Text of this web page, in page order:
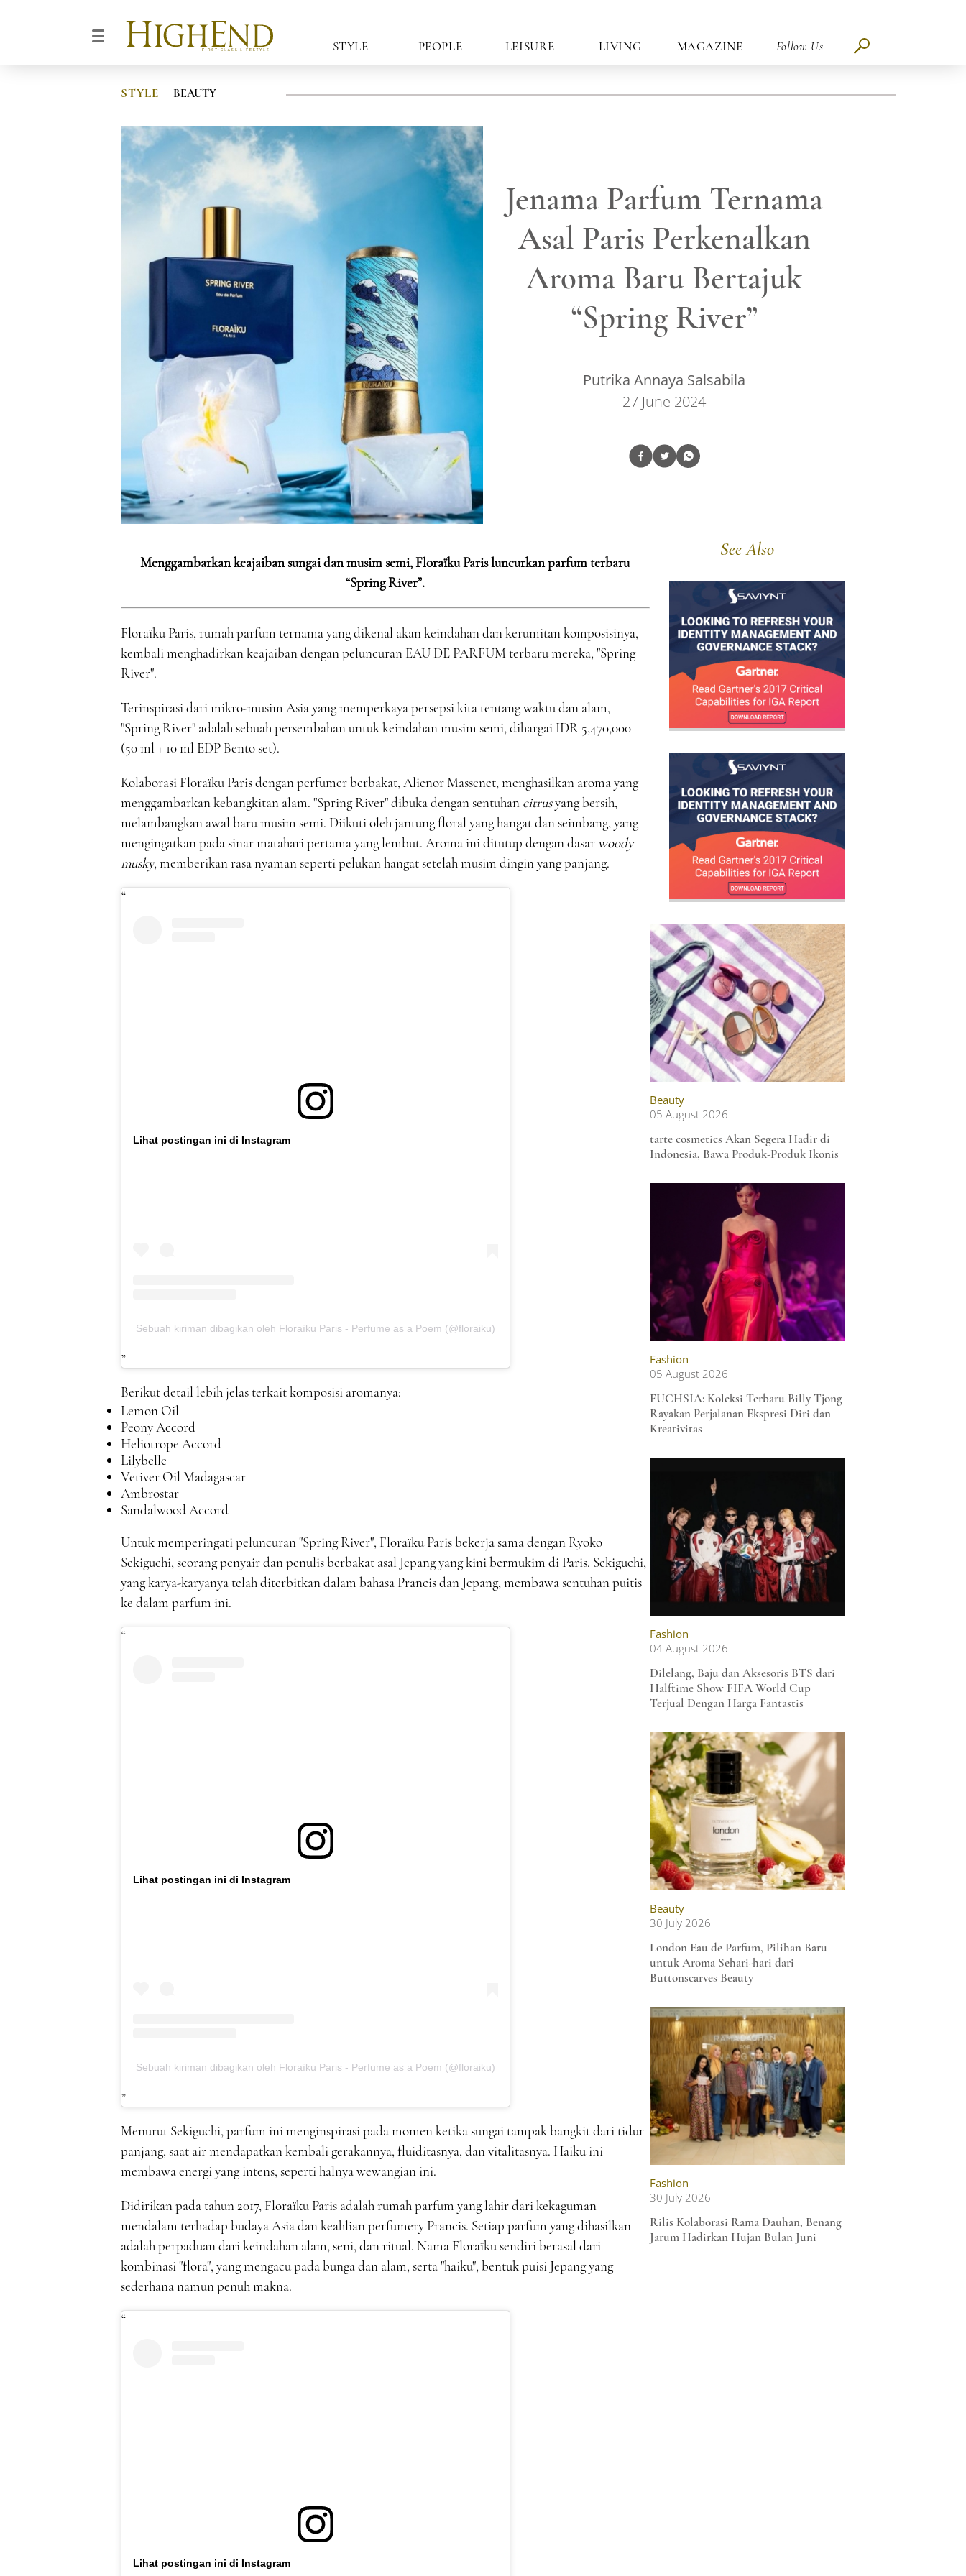
STYLE PEOPLE LEISURE LIVING MAGAZINE Follow Us
STYLE BEAUTY
Jenama Parfum Ternama
Asal Paris Perkenalkan
Aroma Baru Bertajuk
“Spring River”
Putrika Annaya Salsabila
27 June 2024
Menggambarkan keajaiban sungai dan musim semi, Floraïku Paris luncurkan parfum terbaru
“Spring River”.
Floraïku Paris, rumah parfum ternama yang dikenal akan keindahan dan kerumitan komposisinya,
kembali menghadirkan keajaiban dengan peluncuran EAU DE PARFUM terbaru mereka, "Spring
River".
Terinspirasi dari mikro-musim Asia yang memperkaya persepsi kita tentang waktu dan alam,
"Spring River" adalah sebuah persembahan untuk keindahan musim semi, dihargai IDR 5,470,000
(50 ml + 10 ml EDP Bento set).
Kolaborasi Floraïku Paris dengan perfumer berbakat, Alienor Massenet, menghasilkan aroma yang
menggambarkan kebangkitan alam. "Spring River" dibuka dengan sentuhan citrusyang bersih,
melambangkan awal baru musim semi. Diikuti oleh jantung floral yang hangat dan seimbang, yang
mengingatkan pada sinar matahari pertama yang lembut. Aroma ini ditutup dengan dasar woody
musky, memberikan rasa nyaman seperti pelukan hangat setelah musim dingin yang panjang.
Lihat postingan ini di Instagram
Sebuah kiriman dibagikan oleh Floraïku Paris - Perfume as a Poem (@floraiku)
Berikut detail lebih jelas terkait komposisi aromanya:
Lemon Oil
Peony Accord
Heliotrope Accord
Lilybelle
Vetiver Oil Madagascar
Ambrostar
Sandalwood Accord
Untuk memperingati peluncuran "Spring River", Floraïku Paris bekerja sama dengan Ryoko
Sekiguchi, seorang penyair dan penulis berbakat asal Jepang yang kini bermukim di Paris. Sekiguchi,
yang karya-karyanya telah diterbitkan dalam bahasa Prancis dan Jepang, membawa sentuhan puitis
ke dalam parfum ini.
Lihat postingan ini di Instagram
Sebuah kiriman dibagikan oleh Floraïku Paris - Perfume as a Poem (@floraiku)
Menurut Sekiguchi, parfum ini menginspirasi pada momen ketika sungai tampak bangkit dari tidur
panjang, saat air mendapatkan kembali gerakannya, fluiditasnya, dan vitalitasnya. Haiku ini
membawa energi yang intens, seperti halnya wewangian ini.
Didirikan pada tahun 2017, Floraïku Paris adalah rumah parfum yang lahir dari kekaguman
mendalam terhadap budaya Asia dan keahlian perfumery Prancis. Setiap parfum yang dihasilkan
adalah perpaduan dari keindahan alam, seni, dan ritual. Nama Floraïku sendiri berasal dari
kombinasi "flora", yang mengacu pada bunga dan alam, serta "haiku", bentuk puisi Jepang yang
sederhana namun penuh makna.
Lihat postingan ini di Instagram
See Also
Beauty
05 August 2026
tarte cosmetics Akan Segera Hadir di
Indonesia, Bawa Produk-Produk Ikonis
Fashion
05 August 2026
FUCHSIA: Koleksi Terbaru Billy Tjong
Rayakan Perjalanan Ekspresi Diri dan
Kreativitas
Fashion
04 August 2026
Dilelang, Baju dan Aksesoris BTS dari
Halftime Show FIFA World Cup
Terjual Dengan Harga Fantastis
Beauty
30 July 2026
London Eau de Parfum, Pilihan Baru
untuk Aroma Sehari-hari dari
Buttonscarves Beauty
Fashion
30 July 2026
Rilis Kolaborasi Rama Dauhan, Benang
Jarum Hadirkan Hujan Bulan Juni